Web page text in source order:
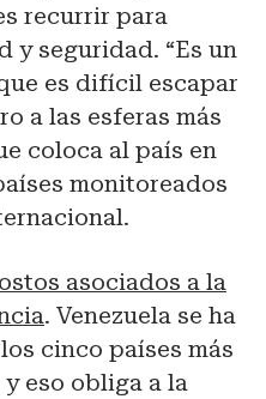
recurrir para
y seguridad. “Es un
es difícil escapar
a las esferas más
coloca al país en
monitoreados
asociados a la
. Venezuela se ha
cinco países más
eso obliga a la